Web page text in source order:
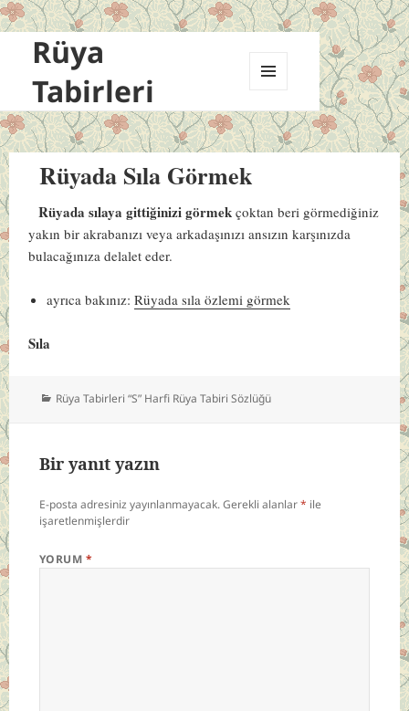
Rüya
Tabirleri
VE
BILEŞENLER
Rüyada Sıla Görmek
Rüyada sılaya gittiğinizi görmek çoktan beri görmediğiniz
yakın bir akrabanızı veya arkadaşınızı ansızın karşınızda
bulacağınıza delalet eder.
ayrıca bakınız:Rüyada sıla özlemi görmek
Sıla
Kategoriler
Rüya Tabirleri “S” Harfi Rüya Tabiri Sözlüğü
Bir yanıt yazın
E-posta adresiniz yayınlanmayacak.Gerekli alanlar* ile
işaretlenmişlerdir
YORUM *